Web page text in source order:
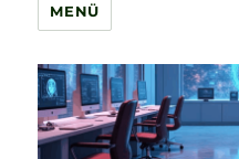
MENÜ